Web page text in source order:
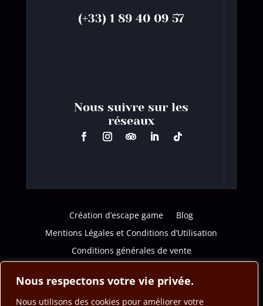
Nous respectons votre vie privée.
Nous utilisons des cookies pour améliorer votre
(+33) 1 89 40 09 57
Nous suivre sur les
réseaux
Création d’escape game
Blog
Mentions Légales et Conditions d’Utilisation
Conditions générales de vente